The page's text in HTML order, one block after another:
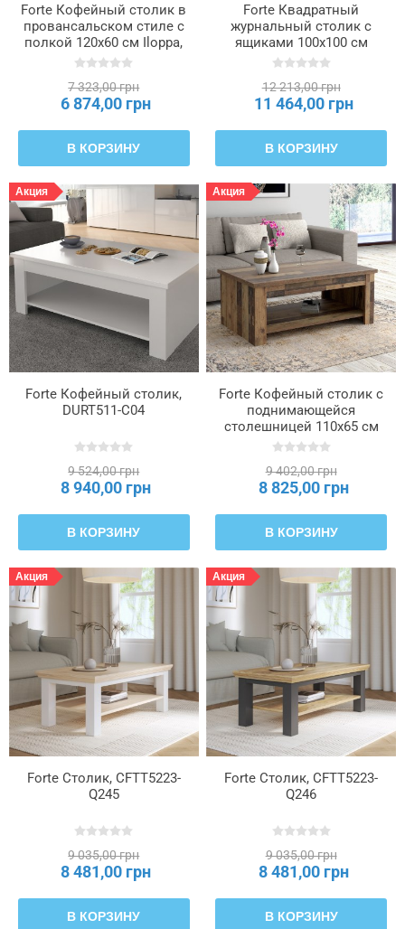
Forte Кофейный столик в
провансальском стиле с
полкой 120x60 см Iloppa,
дуб «Нельсон»/дуб
7 323,00 грн
6 874,00 грн
В КОРЗИНУ
Forte Квадратный
журнальный столик с
ящиками 100x100 см
Jokkaz, дуб «Флагстафф»/
12 213,00 грн
11 464,00 грн
В КОРЗИНУ
Акция
Forte Кофейный столик,
DURT511-C04
9 524,00 грн
8 940,00 грн
В КОРЗИНУ
Акция
Forte Кофейный столик с
поднимающейся
столешницей 110x65 см
Clif Old – Wood Vintage,
9 402,00 грн
8 825,00 грн
В КОРЗИНУ
Акция
Forte Столик, CFTT5223-
Q245
9 035,00 грн
8 481,00 грн
В КОРЗИНУ
Акция
Forte Столик, CFTT5223-
Q246
9 035,00 грн
8 481,00 грн
В КОРЗИНУ